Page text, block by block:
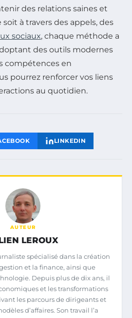
des relations saines et
à travers des appels, des
sociaux, chaque méthode a
des outils modernes
compétences en
pourrez renforcer vos liens
au quotidien.
LINKEDIN
AUTEUR
LEROUX
spécialisé dans la création
et la finance, ainsi que
Depuis plus de dix ans, il
et les transformations
les parcours de dirigeants et
d’affaires. Son travail l’a